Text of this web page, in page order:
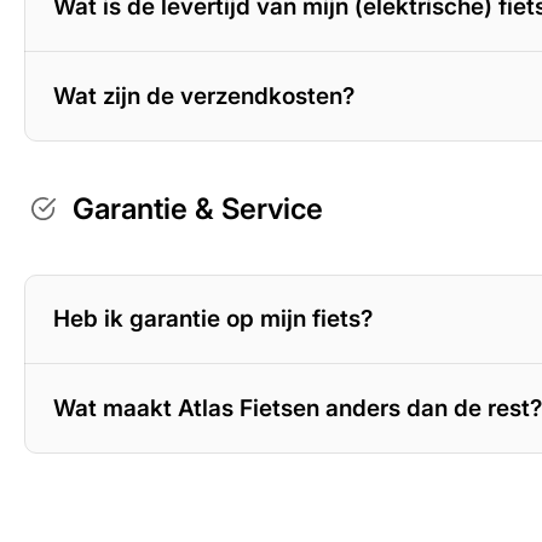
Wat is de levertijd van mijn (elektrische)
Wat zijn de verzendkosten?
Garantie & Service
Heb ik garantie op mijn fiets?
Wat maakt Atlas Fietsen anders dan de rest?